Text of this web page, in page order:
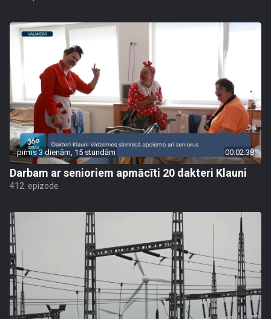
pirms 3 dienām, 15 stundām 00:02:38
Darbam ar senioriem apmācīti 20 dakteri Klauni
412. epizode